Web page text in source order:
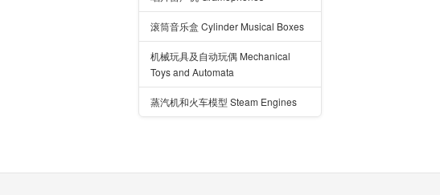
滚筒音乐盒 Cylinder Musical Boxes
机械玩具及自动玩偶 Mechanical
Toys and Automata
蒸汽机和火车模型 Steam Engines